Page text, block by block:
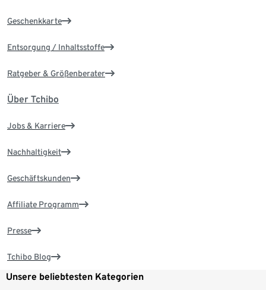
Geschenkkarte
Entsorgung / Inhaltsstoffe
Ratgeber & Größenberater
Über Tchibo
Jobs & Karriere
Nachhaltigkeit
Geschäftskunden
Affiliate Programm
Presse
Tchibo Blog
Unsere beliebtesten Kategorien